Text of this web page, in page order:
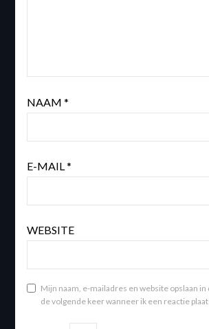
NAAM *
E-MAIL*
WEBSITE
Mijn naam, e-mailadres en website opslaan
de volgende keer wanneer ik een reactie